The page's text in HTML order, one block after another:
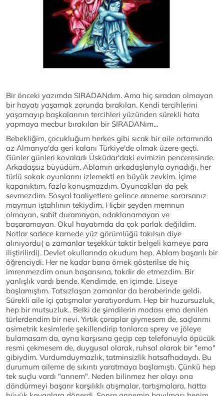
Bir önceki yazımda SIRADANdım. Ama hiç sıradan olmayan
bir hayatı yaşamak zorunda bırakılan. Kendi tercihlerini
yaşamayıp başkalarının tercihleri yüzünden sürekli hata
yapmaya mecbur bırakılan bir SIRADANım...
Bebekliğim, çocukluğum herkes gibi sıcak bir aile ortamında
az Almanya'da geri kalanı Türkiye'de olmak üzere geçti.
Günler günleri kovaladı Üsküdar'daki evimizin penceresinde.
Arkadaşsız büyüdüm. Ablamın arkadaşlarıyla oynadığı, her
türlü sokak oyunlarını izlemekti en büyük zevkim. İçime
kapanıktım, fazla konuşmazdım. Oyuncakları da pek
sevmezdim. Sosyal faaliyetlere gelince anneme sorarsanız
maymun iştahlının tekiydim. Hiçbir şeyden memnun
olmayan, sabit duramayan, odaklanamayan ve
başaramayan. Okul hayatımda da çok parlak değildim.
Notlar sadece karnede yüz görümlüğü takılsın diye
alınıyordu( o zamanlar teşekkür taktir belgeli karneye para
iliştirilirdi). Devlet okullarında okudum hep. Ablam başarılı bir
öğrenciydi. Her ne kadar bana örnek gösterilse de hiç
imrenmezdim onun başarısına, takdir de etmezdim. Bir
yanlışlık vardı bende. Kendimde, en içimde. Liseye
başlamıştım. Tatsızlaşan zamanlar da beraberinde geldi.
Sürekli aile içi çatışmalar yaratıyordum. Hep bir huzursuzluk,
hep bir mutsuzluk.. Belki de şimdilerin modası emo denilen
türlerdendim bir nevi. Yırtık çoraplar giymesem de, saçlarımı
asimetrik kesimlerle şekillendirip tonlarca sprey ve jöleye
bulamasam da, ayna karşısına geçip cep telefonuyla öpücük
resmi çekmesem de, duygusal olarak, ruhsal olarak bir "emo"
gibiydim. Vurdumduymazlık, tatminsizlik hatsafhadaydı. Bu
durumum aileme de sıkıntı yaratmaya başlamıştı. Çünkü hep
tek suçlu vardı "annem". Neden bilinmez her olayı ona
döndürmeyi başarır karşılıklı atışmalar, tartışmalara, hatta